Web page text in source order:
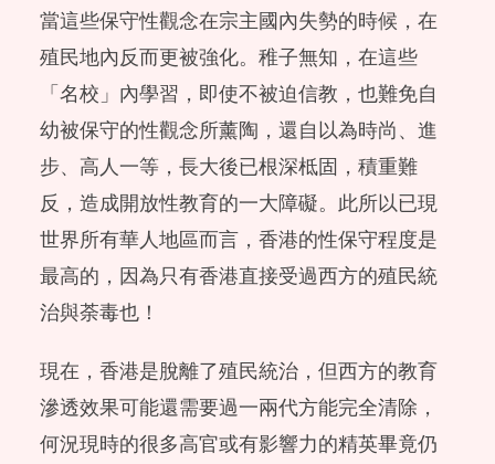
當這些保守性觀念在宗主國內失勢的時候，在
殖民地內反而更被強化。稚子無知，在這些
「名校」內學習，即使不被迫信教，也難免自
幼被保守的性觀念所薰陶，還自以為時尚、進
步、高人一等，長大後已根深柢固，積重難
反，造成開放性教育的一大障礙。此所以已現
世界所有華人地區而言，香港的性保守程度是
最高的，因為只有香港直接受過西方的殖民統
治與荼毒也！
現在，香港是脫離了殖民統治，但西方的教育
滲透效果可能還需要過一兩代方能完全清除，
何況現時的很多高官或有影響力的精英畢竟仍